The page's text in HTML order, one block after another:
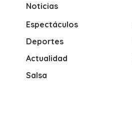
Noticias
Espectáculos
Deportes
Actualidad
Salsa